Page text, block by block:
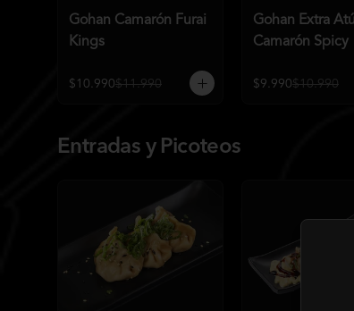
Gohan Camarón Furai
Kings
$10.990$11.990
Gohan Extra
Camarón Spicy
$9.990$10.990
Entradas y Picoteos